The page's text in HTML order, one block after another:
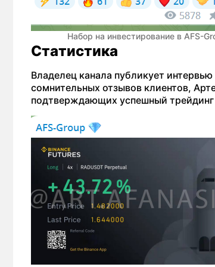
Набор на инвестирование в AFS-
Статистика
Владелец канала публикует
сомнительных отзывов клиентов,
подтверждающих успешный трейдинг